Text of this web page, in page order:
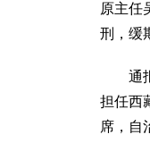
原主任
刑，缓
通报
担任西
席，自